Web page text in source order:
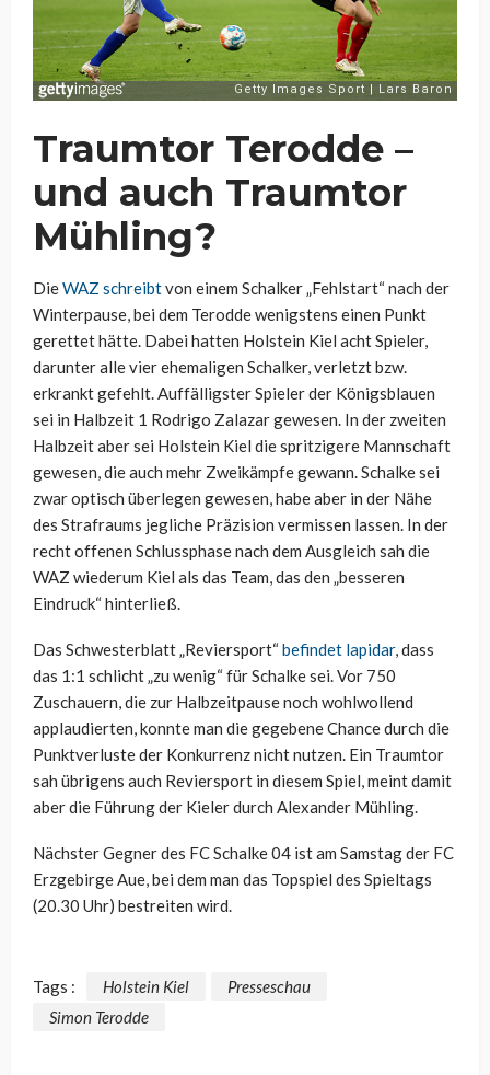
Traumtor Terodde –
und auch Traumtor
Mühling?
DieWAZ schreibtvon einem Schalker „Fehlstart“ nach der
Winterpause, bei dem Terodde wenigstens einen Punkt
gerettet hätte. Dabei hatten Holstein Kiel acht Spieler,
darunter alle vier ehemaligen Schalker, verletzt bzw.
erkrankt gefehlt. Auffälligster Spieler der Königsblauen
sei in Halbzeit 1 Rodrigo Zalazar gewesen. In der zweiten
Halbzeit aber sei Holstein Kiel die spritzigere Mannschaft
gewesen, die auch mehr Zweikämpfe gewann. Schalke sei
zwar optisch überlegen gewesen, habe aber in der Nähe
des Strafraums jegliche Präzision vermissen lassen. In der
recht offenen Schlussphase nach dem Ausgleich sah die
WAZ wiederum Kiel als das Team, das den „besseren
Eindruck“ hinterließ.
Das Schwesterblatt „Reviersport“befindet lapidar, dass
das 1:1 schlicht „zu wenig“ für Schalke sei. Vor 750
Zuschauern, die zur Halbzeitpause noch wohlwollend
applaudierten, konnte man die gegebene Chance durch die
Punktverluste der Konkurrenz nicht nutzen. Ein Traumtor
sah übrigens auch Reviersport in diesem Spiel, meint damit
aber die Führung der Kieler durch Alexander Mühling.
Nächster Gegner des FC Schalke 04 ist am Samstag der FC
Erzgebirge Aue, bei dem man das Topspiel des Spieltags
(20.30 Uhr) bestreiten wird.
Tags : Holstein Kiel
Presseschau
Simon Terodde